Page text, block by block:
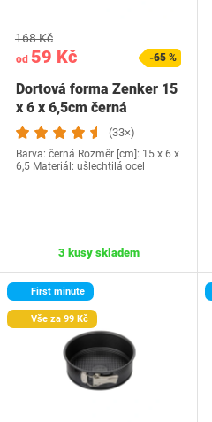
od 59 Kč
168 Kč
-65 %
Dortová forma Zenker 15
x 6 x 6,5cm černá
(33×)
Barva: černá Rozměr [cm]: 15 x 6 x
6,5 Materiál: ušlechtilá ocel
3 kusy skladem
First minute
Vše za 99 Kč